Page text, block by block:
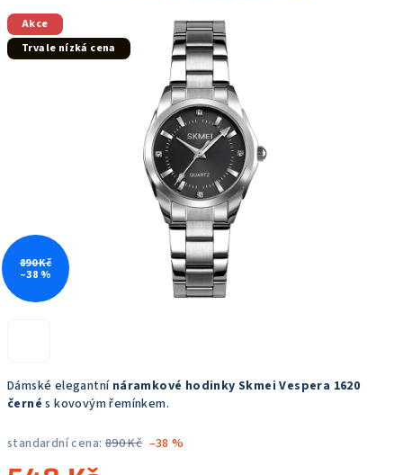
Dámské elegantnínáramkové hodinky Skmei Vespera 1620
černé s kovovým řemínkem.
standardní cena: 890 Kč –38 %
je
5,0
hvězdiček.
Akce
Trvale nízká cena
890 Kč
–38 %